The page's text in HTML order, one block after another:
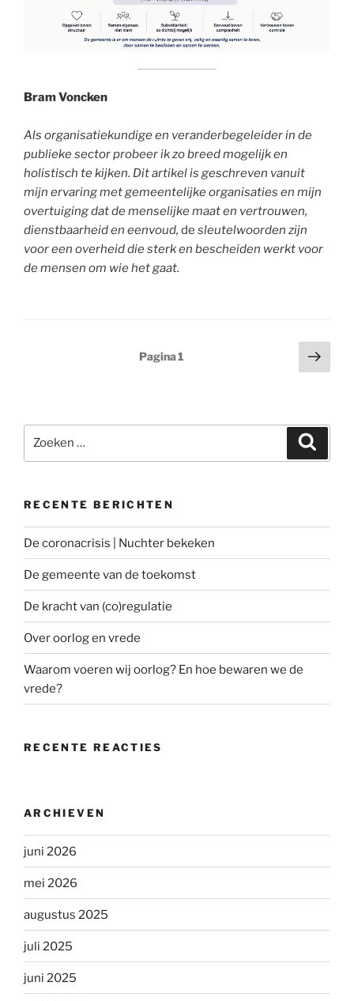
Bram Voncken
Als organisatiekundige en veranderbegeleider in de
publieke sector probeer ik zo breed mogelijk en
holistisch te kijken. Dit artikel is geschreven vanuit
mijn ervaring met gemeentelijke organisaties en mijn
overtuiging dat de menselijke maat en vertrouwen,
dienstbaarheid en eenvoud, de sleutelwoorden zijn
voor een overheid die sterk en bescheiden werkt voor
de mensen om wie het gaat.
BerichtnavigatiePagina1
naar:
RECENTE BERICHTEN
De coronacrisis | Nuchter bekeken
De gemeente van de toekomst
De kracht van (co)regulatie
Over oorlog en vrede
Waarom voeren wij oorlog? En hoe bewaren we de
vrede?
RECENTE REACTIES
ARCHIEVEN
juni 2026
mei 2026
augustus 2025
juli 2025
juni 2025